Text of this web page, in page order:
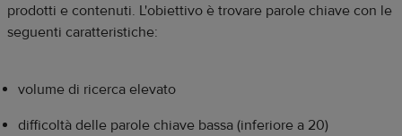
prodotti e contenuti. L'obiettivo è trovare parole chiave con le
seguenti caratteristiche:
volume di ricerca elevato
difficoltà delle parole chiave bassa (inferiore a 20)